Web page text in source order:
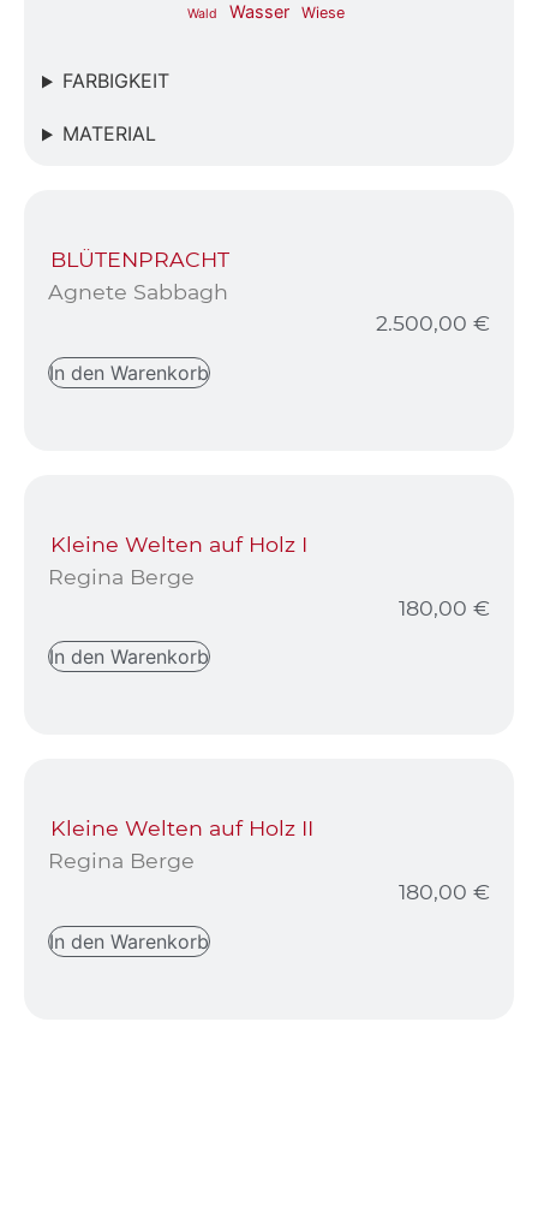
Wald Wasser Wiese
FARBIGKEIT
MATERIAL
BLÜTENPRACHT
Agnete Sabbagh
2.500,00 €
In den Warenkorb
Kleine Welten auf Holz I
Regina Berge
180,00 €
In den Warenkorb
Kleine Welten auf Holz II
Regina Berge
180,00 €
In den Warenkorb